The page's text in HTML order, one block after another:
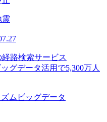
震
路検索サービス
グデータ活用で5,300万人
ム ビッグデータ